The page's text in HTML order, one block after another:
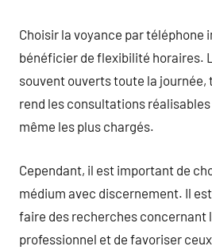
Choisir la voyance par téléphone
bénéficier de flexibilité horaires.
souvent ouverts toute la journée,
rend les consultations
même les plus chargés.
Cependant, il est important de
médium avec discernement. Il
faire des recherches concernant
professionnel et de favoriser